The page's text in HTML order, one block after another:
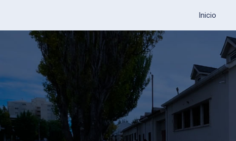
Inicio